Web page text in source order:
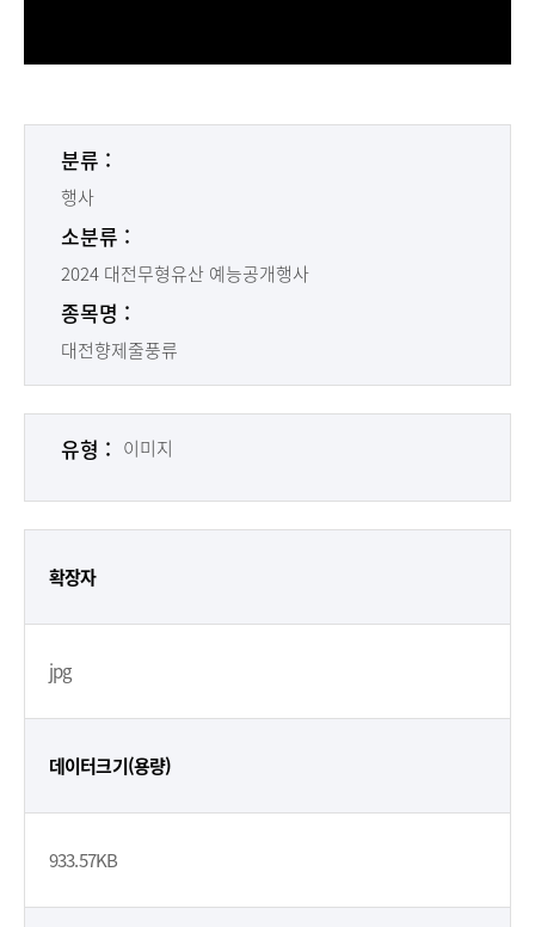
분류 :
행사
소분류 :
2024 대전무형유산 예능공개행사
종목명 :
대전향제줄풍류
유형 : 이미지
확장자
jpg
데이터크기(용량)
933.57KB